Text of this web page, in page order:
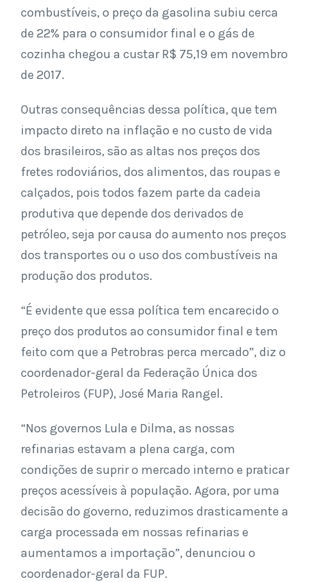
combustíveis, o preço da gasolina subiu cerca
de 22% para o consumidor final e o gás de
cozinha chegou a custar R$ 75,19 em novembro
de 2017.
Outras consequências dessa política, que tem
impacto direto na inflação e no custo de vida
dos brasileiros, são as altas nos preços dos
fretes rodoviários, dos alimentos, das roupas e
calçados, pois todos fazem parte da cadeia
produtiva que depende dos derivados de
petróleo, seja por causa do aumento nos preços
dos transportes ou o uso dos combustíveis na
produção dos produtos.
“É evidente que essa política tem encarecido o
preço dos produtos ao consumidor final e tem
feito com que a Petrobras perca mercado”, diz o
coordenador-geral da Federação Única dos
Petroleiros (FUP), José Maria Rangel.
“Nos governos Lula e Dilma, as nossas
refinarias estavam a plena carga, com
condições de suprir o mercado interno e praticar
preços acessíveis à população. Agora, por uma
decisão do governo, reduzimos drasticamente a
carga processada em nossas refinarias e
aumentamos a importação”, denunciou o
coordenador-geral da FUP.